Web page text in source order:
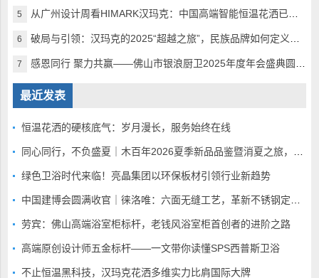
5 从广州设计周看HIMARK汉玛克：中国高端智能恒温花洒已完美超越
6 破局与引领：汉玛克的2025“超越之旅”，民族品牌如何定义全球高奢沐浴
7 感恩同行 聚力共赢——佛山市银浪厨卫2025年度年会盛典圆满落幕
最近发表
恒温花洒的硬核底气：岁月漫长，服务始终在线
绿色卫浴时代来临！亮晶集团以环保板材引领行业新趋势
劳宾：佛山高端浴室柜标杆，老钱风浴室柜首创者的进阶之路
高端原创设计师五金标杆——一文带你读懂SPS西普斯卫浴
不止恒温黑科技，汉玛克花洒多维实力比肩国际大牌